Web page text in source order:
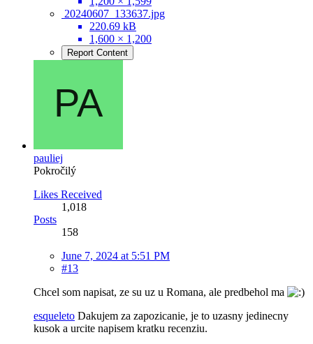
20240607_133637.jpg
220.69 kB
1,600 × 1,200
Report Content
pauliej
Pokročilý
Likes Received
1,018
Posts
158
June 7, 2024 at 5:51 PM
#13
Chcel som napisat, ze su uz u Romana, ale predbehol ma
esqueleto Dakujem za zapozicanie, je to uzasny jedinecny
kusok a urcite napisem kratku recenziu.